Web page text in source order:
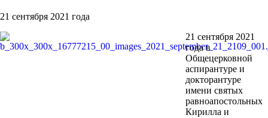
21 сентября 2021 года
21 сентября 2021
года в
Общецерковной
аспирантуре и
докторантуре
имени святых
равноапостольных
Кирилла и